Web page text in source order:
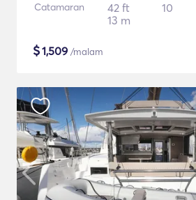
Catamaran
42 ft
13 m
10
$1,509 /malam